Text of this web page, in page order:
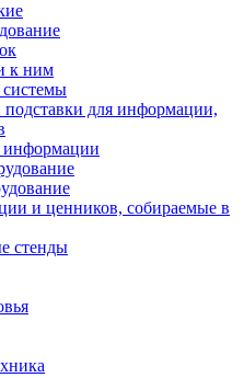
к ним
для информации,
информации
и ценников, собираемые в
стенды